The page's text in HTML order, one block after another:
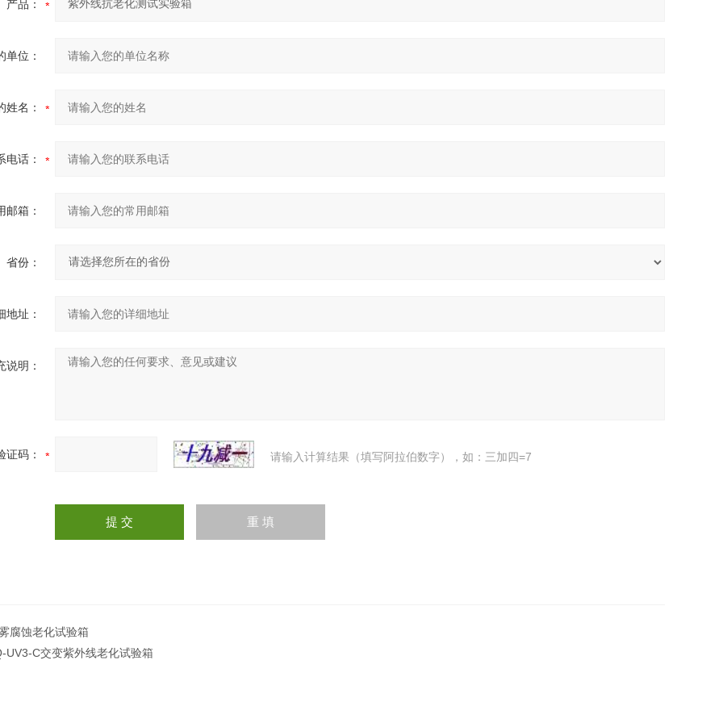
产品：
单位：
姓名：
电话：
邮箱：
省份：
地址：
说明：
证码： 请输入计算结果（填写阿拉伯数字），如：三加四=7
腐蚀老化试验箱
UV3-C交变紫外线老化试验箱